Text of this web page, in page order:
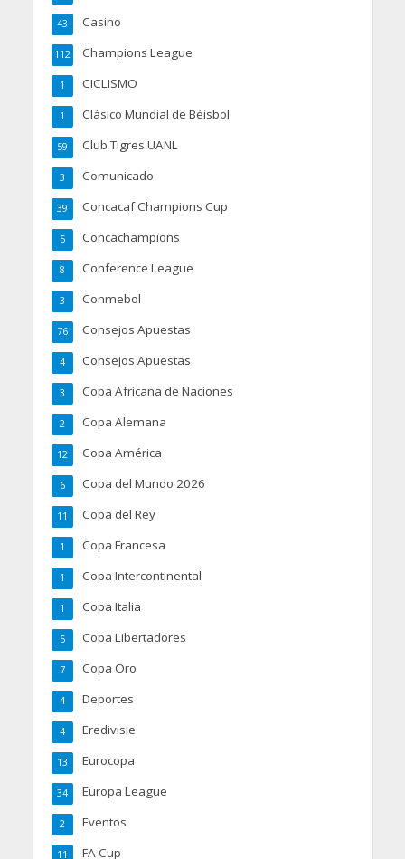
Casino
43
Champions League
112
CICLISMO
1
Clásico Mundial de Béisbol
1
Club Tigres UANL
59
Comunicado
3
Concacaf Champions Cup
39
Concachampions
5
Conference League
8
Conmebol
3
Consejos Apuestas
76
Consejos Apuestas
4
Copa Africana de Naciones
3
Copa Alemana
2
Copa América
12
Copa del Mundo 2026
6
Copa del Rey
11
Copa Francesa
1
Copa Intercontinental
1
Copa Italia
1
Copa Libertadores
5
Copa Oro
7
Deportes
4
Eredivisie
4
Eurocopa
13
Europa League
34
Eventos
2
FA Cup
11